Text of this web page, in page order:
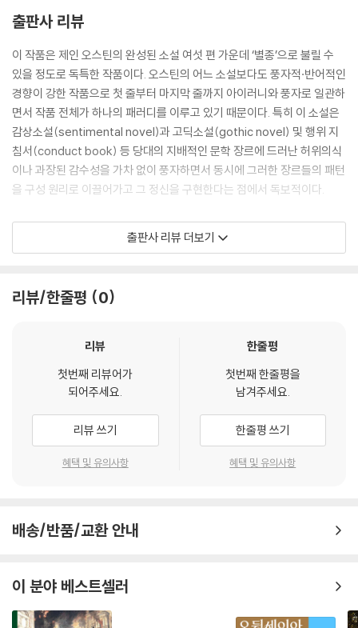
있을 필요가 없지요. 재산이 많으면서 다른 재산을 더 얻으려는 것은 혐오
스러운 일이에요. 돈 때문에 결혼하는 것은 세상에서 가장 사악한 일이고
요. 안녕히 가세요. 당신을 풀러턴에서 만나면 반가울 거예요.”
3.
로맨스의 환상은 사라져버렸다. 캐서린은 완전히 눈을 뜬 것이다. 헨리의
말은 짧긴 했지만, 최근에 자신이 품었던 공상들이 과도한 것이었음을 깨
닫게 해주었다. 그녀는 더없이 쓰라린 눈물을 흘렸다. 자기 눈에도 자신의
에 드러났으니, 그는 그녀를 영원히 경멸할 것이다.
출판사 리뷰
이 작품은 제인 오스틴의 완성된 소설 여섯 편 가운데 ‘별종’으로 불릴 수
있을 정도로 독특한 작품이다. 오스틴의 어느 소설보다도 풍자적·반어적인
경향이 강한 작품으로 첫 줄부터 마지막 줄까지 아이러니와 풍자로 일관하
면서 작품 전체가 하나의 패러디를 이루고 있기 때문이다. 특히 이 소설은
감상소설(sentimental novel)과 고딕소설(gothic novel) 및 행위 지
침서(conduct book) 등 당대의 지배적인 문학 장르에 드러난 허위의식
이나 과장된 감수성을 가차 없이 풍자하면서 동시에 그러한 장르들의 패턴
을 구성 원리로 이끌어가고 그 정신을 구현한다는 점에서 독보적이다.
당대의 행위지침서에서 설파한 도덕적 지침이나 소설의 교훈적 기능에 대
한 기대도 여지없이 풍자의 대상이 되고 만다. 이 소설의 마지막 줄에서 화
에게 도덕적 교훈을 주어야 한다는 당대의 관습적인 규범을 조롱한다.
당대의 서사 양식들을 풍자하고 패러디하면서 동시에 그 양식들의 정수를
스틴이 극히 첨예한 의식을 가지고 고도의 기법을 구사하며 소설을 쓰고
있었음을 보여준다. 오스틴의 소설 가운데 유독 소설 기법에 대한 자의식
을 드러내고 소설에 대한 옹호론을 펼치기도 하는 등 소설에 대한 관심을
드러낸 소설, 즉 메타픽션이라고도 불릴 수 있는 이 작품은 오스틴의 작가
의식을 정립하기 위한 시도였을 것이고, 이 과정에서 작가의 비판적, 유희
위트, 독창적 기지가 빛을 발하고 있다. 오스틴이 아닌 어느 작가가 자신의
고 있으며 이런 점에서 이 소설은 바로 그 유희적 정신의 결정체로서 그 발
달 과정을 완성하고 있다고 볼 수 있다. 비록 짧은 소설이지만 이 소설을 오
출판사 리뷰 더보기
리뷰/한줄평 0
리뷰
첫번째 리뷰어가
되어주세요.
리뷰 쓰기
혜택 및 유의사항
한줄평
첫번째 한줄평을
남겨주세요.
한줄평 쓰기
혜택 및 유의사항
배송/반품/교환 안내
이 분야 베스트셀러